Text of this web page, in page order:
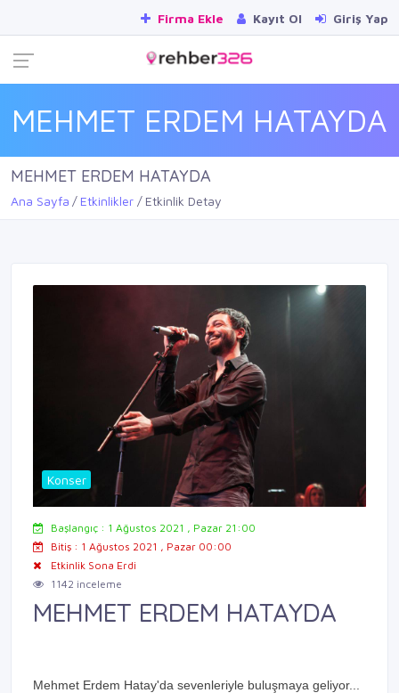
Firma Ekle Kayıt Ol Giriş Yap
MEHMET ERDEM HATAYDA
MEHMET ERDEM HATAYDA
Ana Sayfa Etkinlikler Etkinlik Detay
Konser
Başlangıç : 1 Ağustos 2021 , Pazar 21:00
Bitiş : 1 Ağustos 2021 , Pazar 00:00
Etkinlik Sona Erdi
1142 inceleme
MEHMET ERDEM HATAYDA
Mehmet Erdem Hatay'da sevenleriyle buluşmaya geliyor...